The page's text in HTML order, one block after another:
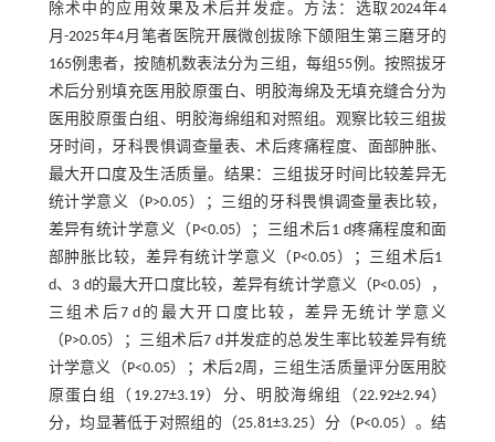
除术中的应用效果及术后并发症。方法：选取2024年4
月-2025年4月笔者医院开展微创拔除下颌阻生第三磨牙的
165例患者，按随机数表法分为三组，每组55例。按照拔牙
术后分别填充医用胶原蛋白、明胶海绵及无填充缝合分为
医用胶原蛋白组、明胶海绵组和对照组。观察比较三组拔
牙时间，牙科畏惧调查量表、术后疼痛程度、面部肿胀、
最大开口度及生活质量。结果：三组拔牙时间比较差异无
统计学意义（P>0.05）；三组的牙科畏惧调查量表比较，
差异有统计学意义（P<0.05）；三组术后1 d疼痛程度和面
部肿胀比较，差异有统计学意义（P<0.05）；三组术后1
d、3 d的最大开口度比较，差异有统计学意义（P<0.05），
三组术后7 d的最大开口度比较，差异无统计学意义
（P>0.05）；三组术后7 d并发症的总发生率比较差异有统
计学意义（P<0.05）；术后2周，三组生活质量评分医用胶
原蛋白组（19.27±3.19）分、明胶海绵组（22.92±2.94）
分，均显著低于对照组的（25.81±3.25）分（P<0.05）。结